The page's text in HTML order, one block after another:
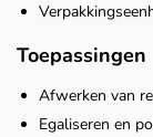
Toepassingen
Afwerken van
Egaliseren en